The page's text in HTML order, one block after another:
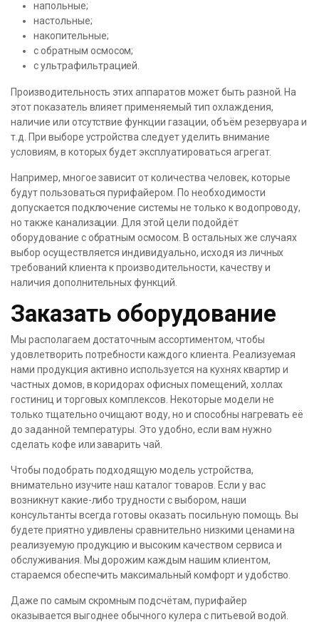
напольные;
настольные;
накопительные;
с обратным осмосом;
с ультрафильтрацией.
Производительность этих аппаратов может быть разной. На
этот показатель влияет применяемый тип охлаждения,
наличие или отсутствие функции газации, объём резервуара и
т.д. При выборе устройства следует уделить внимание
условиям, в которых будет эксплуатироваться агрегат.
Например, многое зависит от количества человек, которые
будут пользоваться пурифайером. По необходимости
допускается подключение системы не только к водопроводу,
но также канализации. Для этой цели подойдёт
оборудование с обратным осмосом. В остальных же случаях
выбор осуществляется индивидуально, исходя из личных
требований клиента к производительности, качеству и
наличия дополнительных функций.
Заказать оборудование
Мы располагаем достаточным ассортиментом, чтобы
удовлетворить потребности каждого клиента. Реализуемая
нами продукция активно используется на кухнях квартир и
частных домов, в коридорах офисных помещений, холлах
гостиниц и торговых комплексов. Некоторые модели не
только тщательно очищают воду, но и способны нагревать её
до заданной температуры. Это удобно, если вам нужно
сделать кофе или заварить чай.
Чтобы подобрать подходящую модель устройства,
внимательно изучите наш каталог товаров. Если у вас
возникнут какие-либо трудности с выбором, наши
консультанты всегда готовы оказать посильную помощь. Вы
будете приятно удивлены сравнительно низкими ценами на
реализуемую продукцию и высоким качеством сервиса и
обслуживания. Мы дорожим каждым нашим клиентом,
стараемся обеспечить максимальный комфорт и удобство.
Даже по самым скромным подсчётам, пурифайер
оказывается выгоднее обычного кулера с питьевой водой.